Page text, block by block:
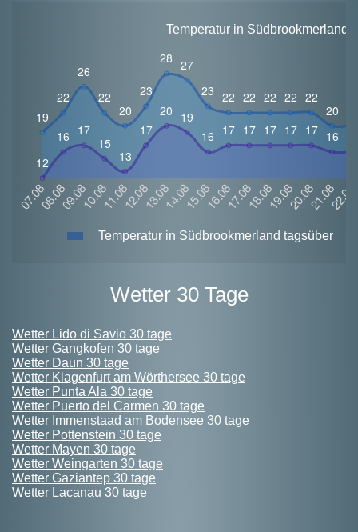
Temperatur in Südbrookmerland
Temperatur in Südbrookmerland tagsüber
Wetter 30 Tage
Wetter Lido di Savio 30 tage
Wetter Gangkofen 30 tage
Wetter Daun 30 tage
Wetter Klagenfurt am Wörthersee 30 tage
Wetter Punta Ala 30 tage
Wetter Puerto del Carmen 30 tage
Wetter Immenstaad am Bodensee 30 tage
Wetter Pottenstein 30 tage
Wetter Mayen 30 tage
Wetter Weingarten 30 tage
Wetter Gaziantep 30 tage
Wetter Lacanau 30 tage